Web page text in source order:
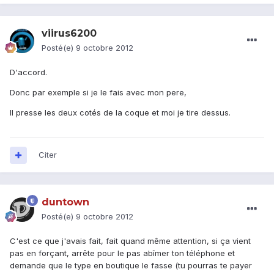
viirus6200
Posté(e) 9 octobre 2012
D'accord.
Donc par exemple si je le fais avec mon pere,
Il presse les deux cotés de la coque et moi je tire dessus.
Citer
duntown
Posté(e) 9 octobre 2012
C'est ce que j'avais fait, fait quand même attention, si ça vient
pas en forçant, arrête pour le pas abîmer ton téléphone et
demande que le type en boutique le fasse (tu pourras te payer